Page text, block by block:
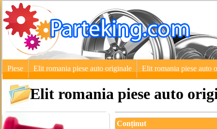
Piese Elit romania piese auto originale Elit romania piese auto
Elit romania piese auto
Conținut